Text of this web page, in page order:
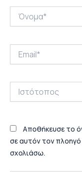
Ιστότοπος
Αποθήκευσε το
σε αυτόν τον
σχολιάσω.